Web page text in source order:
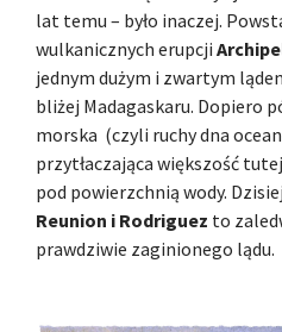
lat temu – było inaczej.
wulkanicznych erupcji
jednym dużym i zwartym
bliżej Madagaskaru. Dopiero
morska (czyli ruchy dna
przytłaczająca większość
pod powierzchnią wody.
Reunion i Rodriguez to
prawdziwie zaginionego lądu.